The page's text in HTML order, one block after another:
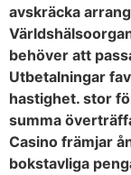
avskräcka
behöver att
Utbetalningar
hastighet. stor
summa
Casino främjar
bokstavliga